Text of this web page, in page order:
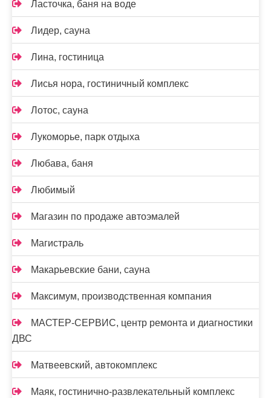
Ласточка, баня на воде
Лидер, сауна
Лина, гостиница
Лисья нора, гостиничный комплекс
Лотос, сауна
Лукоморье, парк отдыха
Любава, баня
Любимый
Магазин по продаже автоэмалей
Магистраль
Макарьевские бани, сауна
Максимум, производственная компания
МАСТЕР-СЕРВИС, центр ремонта и диагностики
ДВС
Матвеевский, автокомплекс
Маяк, гостинично-развлекательный комплекс